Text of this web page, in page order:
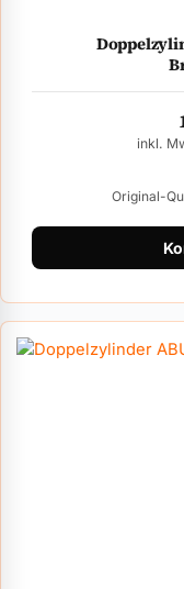
inkl.
Original-